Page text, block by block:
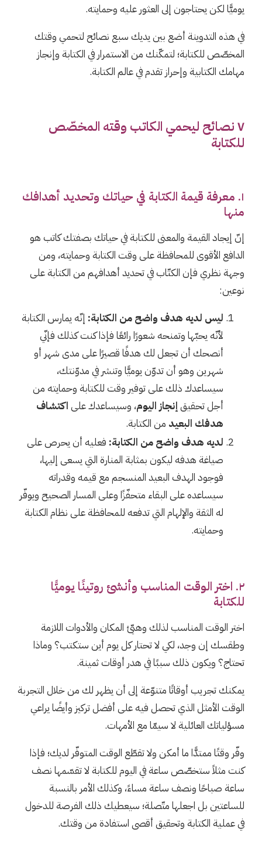
يوميًّا لكن يحتاجون إلى العثور عليه وحمايته.
في هذه التدوينة أضع بين يديك سبع نصائح لتحمي وقتك
المخصّص للكتابة؛ لتمكّنك من الاستمرار في الكتابة وإنجاز
مهامك الكتابية وإحراز تقدم في عالم الكتابة.
٧ نصائح ليحمي الكاتب وقته المخصّص
للكتابة
١. معرفة قيمة الكتابة في حياتك وتحديد أهدافك
منها
إنّ إيجاد القيمة والمعنى للكتابة في حياتك بصفتك كاتب هو
الدافع الأقوى للمحافظة على وقت الكتابة وحمايته، ومن
وجهة نظري فإن الكتّاب في تحديد أهدافهم من الكتابة على
نوعين:
ليس لديه هدف واضح من الكتابة: إنّه يمارس الكتابة
لأنّه يحبّها وتمنحه شعورًا رائعًا فإذا كنت كذلك فإنّي
أنصحك أن تجعل لك هدفًا قصيرًا على مدى شهر أو
شهرين وهو أن تدوّن يوميًّا وتنشر في مدوّنتك،
سيساعدك ذلك على توفير وقت للكتابة وحمايته من
أجل تحقيقإنجاز اليوم، وسيساعدك على اكتشاف
هدفك البعيد من الكتابة.
لديه هدف واضح من الكتابة: فعليه أن يحرص على
صياغة هدفه ليكون بمثابة المنارة التي يسعى إليها،
فوجود الهدف البعيد المنسجم مع قيمه وقدراته
سيساعده على البقاء متحفّزًا وعلى المسار الصحيح ويوفّر
له الثقة والإلهام التي تدفعه للمحافظة على نظام الكتابة
وحمايته.
٢. اختر الوقت المناسب وأنشئ روتينًا يوميًّا
للكتابة
اختر الوقت المناسب لذلك وهيّئ المكان والأدوات اللازمة
وطقسك إن وجد، لكي لا تحتار كل يوم أين ستكتب؟ وماذا
تحتاج؟ ويكون ذلك سببًا في هدر أوقات ثمينة.
يمكنك تجريب أوقاتًا متنوّعة إلى أن يظهر لك من خلال التجربة
الوقت الأمثل الذي تحصل فيه على أفضل تركيز وأيضًا يراعي
مسؤلياتك العائلية لا سيمّا مع الأمهات.
وفّر وقتًا ممتدًّا ما أمكن ولا تقطّع الوقت المتوفّر لديك؛ فإذا
كنت مثلاً ستخصّص ساعة في اليوم للكتابة لا تقسّمها نصف
ساعة صباحًا ونصف ساعة مساءً، وكذلك الأمر بالنسبة
للساعتين بل اجعلها متّصلة؛ سيعطيك ذلك الفرصة للدخول
في عملية الكتابة وتحقيق أقصى استفادة من وقتك.